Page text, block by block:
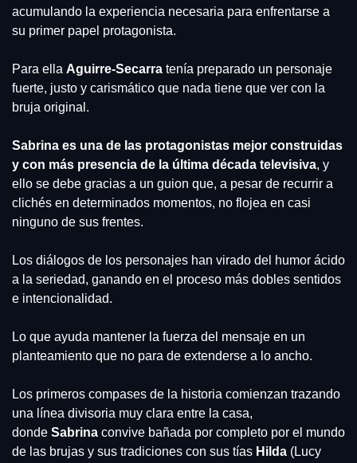
acumulando la experiencia necesaria para enfrentarse a
su primer papel protagonista.
Para ella Aguirre-Secarra tenía preparado un personaje
fuerte, justo y carismático que nada tiene que ver con la
bruja original.
Sabrina es una de las protagonistas mejor construidas
y con más presencia de la última década televisiva, y
ello se debe gracias a un guion que, a pesar de recurrir a
clichés en determinados momentos, no flojea en casi
ninguno de sus frentes.
Los diálogos de los personajes han virado del humor ácido
a la seriedad, ganando en el proceso más dobles sentidos
e intencionalidad.
Lo que ayuda mantener la fuerza del mensaje en un
planteamiento que no para de extenderse a lo ancho.
Los primeros compases de la historia comienzan trazando
una línea divisoria muy clara entre la casa,
donde Sabrina convive bañada por completo por el mundo
de las brujas y sus tradiciones con sus tías Hilda (Lucy